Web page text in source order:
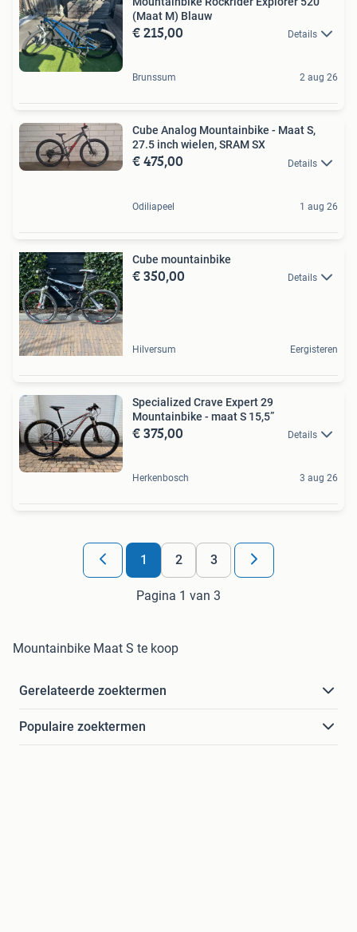
(Maat M) Blauw
€ 215,00 Details
Brunssum 2 aug 26
Cube Analog Mountainbike - Maat S,
27.5 inch wielen, SRAM SX
€ 475,00 Details
Odiliapeel 1 aug 26
Cube mountainbike
€ 350,00 Details
Hilversum Eergisteren
Specialized Crave Expert 29
Mountainbike - maat S 15,5”
€ 375,00 Details
Herkenbosch 3 aug 26
1 2 3
Pagina 1 van 3
Mountainbike Maat S te koop
Gerelateerde zoektermen
Populaire zoektermen